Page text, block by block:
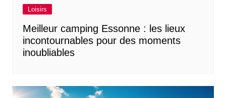
Loisirs
Meilleur camping Essonne : les lieux
incontournables pour des moments
inoubliables